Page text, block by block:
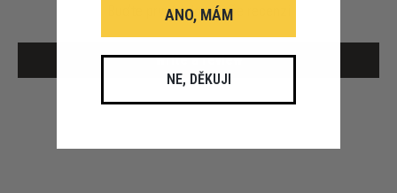
Buďte první, kdo napíše recenzi
Write a review
ANO, MÁM
NE, DĚKUJI